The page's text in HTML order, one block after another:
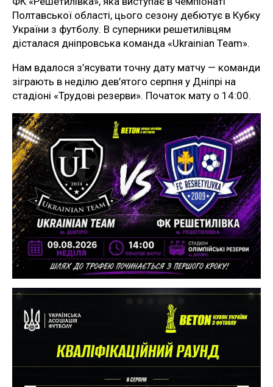
Полтавської області, цього сезону дебютує в Кубку
України з футболу. В суперники решетилівцям
дісталася дніпровська команда «Ukrainian Team».
Нам вдалося з’ясувати точну дату матчу — команди
зіграють в неділю дев’ятого серпня у Дніпрі на
стадіоні «Трудові резерви». Початок мату о 14:00.